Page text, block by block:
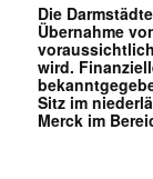
Die
Übernahme
wird.
Sitz im
Merck im